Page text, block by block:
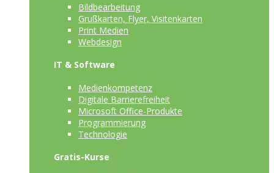
Bildbearbeitung
Grußkarten, Flyer, Visitenkarten
Print Medien
Webdesign
IT & Software
Medienkompetenz
Digitale Barrierefreiheit
Microsoft Office-Produkte
Programmierung
Technologie
Gratis-Kurse